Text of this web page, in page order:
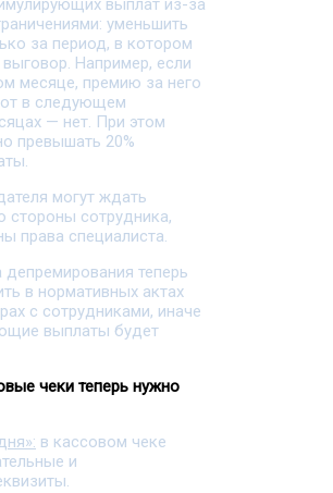
выплат из-за
уменьшить
за период, в котором
Например, если
месяце, премию за него
в следующем
— нет. При этом
превышать 20%
могут ждать
сотрудника,
права специалиста.
депремирования теперь
в нормативных актах
с сотрудниками, иначе
выплаты будет
чеки теперь нужно
в кассовом чеке
и